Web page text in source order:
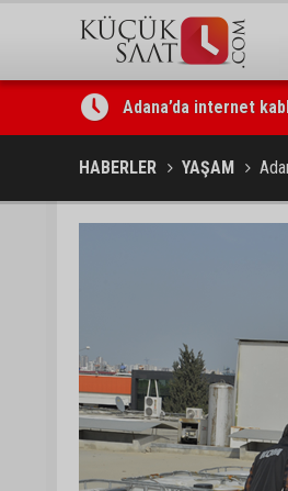
Adana’da internet
Mimarlar Odası’ndan
HABERLER YAŞAM